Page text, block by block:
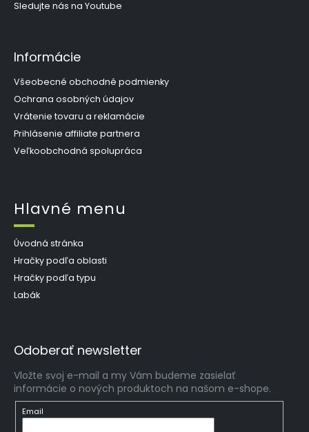
Sledujte nás na Youtube
Informácie
Všeobecné obchodné podmienky
Ochrana osobných údajov
Vrátenie tovaru a reklamácie
Prihlásenie affiliate partnera
Veľkoobchodná spolupráca
Hlavné menu
Úvodná stránka
Hračky podľa oblasti
Hračky podľa typu
Labák
Odoberať newsletter
Vložte svoj e-mail a my Vám budeme zasielať
informácie o nových produktoch na našom e-shope.
Email